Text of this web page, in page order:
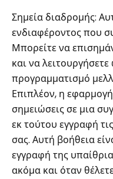
Σημεία διαδρομής:
ενδιαφέροντος που
Μπορείτε να
και να
προγραμματισμό
Επιπλέον, η
σημειώσεις σε μια
εκ τούτου εγγραφή
σας. Αυτή βοήθεια
εγγραφή της
ακόμα και όταν